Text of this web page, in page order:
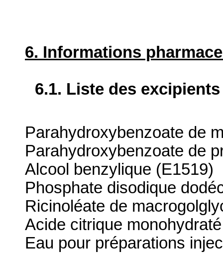
6. Informations
6.1. Liste des excipients
Parahydroxybenzoate de
Parahydroxybenzoate de
Alcool benzylique (E1519)
Phosphate disodique
Ricinoléate de
Acide citrique monohydraté
Eau pour préparations